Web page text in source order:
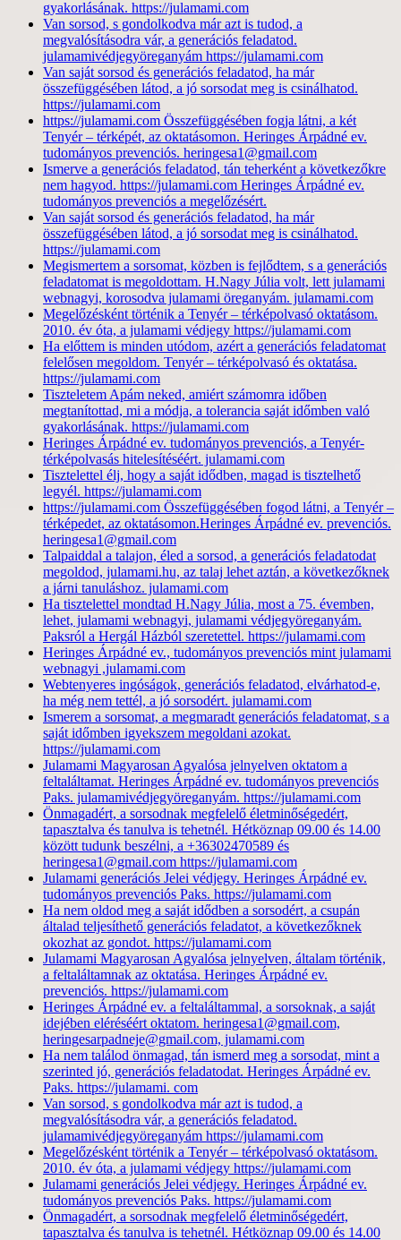
gyakorlásának. https://julamami.com
Van sorsod, s gondolkodva már azt is tudod, a
megvalósításodra vár, a generációs feladatod.
julamamivédjegyöreganyám https://julamami.com
Van saját sorsod és generációs feladatod, ha már
összefüggésében látod, a jó sorsodat meg is csinálhatod.
https://julamami.com
https://julamami.com Összefüggésében fogja látni, a két
Tenyér – térképét, az oktatásomon. Heringes Árpádné ev.
tudományos prevenciós. heringesa1@gmail.com
Ismerve a generációs feladatod, tán teherként a következőkre
nem hagyod. https://julamami.com Heringes Árpádné ev.
tudományos prevenciós a megelőzésért.
Van saját sorsod és generációs feladatod, ha már
összefüggésében látod, a jó sorsodat meg is csinálhatod.
https://julamami.com
Megismertem a sorsomat, közben is fejlődtem, s a generációs
feladatomat is megoldottam. H.Nagy Júlia volt, lett julamami
webnagyi, korosodva julamami öreganyám. julamami.com
Megelőzésként történik a Tenyér – térképolvasó oktatásom.
2010. év óta, a julamami védjegy https://julamami.com
Ha előttem is minden utódom, azért a generációs feladatomat
felelősen megoldom. Tenyér – térképolvasó és oktatása.
https://julamami.com
Tiszteletem Apám neked, amiért számomra időben
megtanítottad, mi a módja, a tolerancia saját időmben való
gyakorlásának. https://julamami.com
Heringes Árpádné ev. tudományos prevenciós, a Tenyér-
térképolvasás hitelesítéséért. julamami.com
Tisztelettel élj, hogy a saját idődben, magad is tisztelhető
legyél. https://julamami.com
https://julamami.com Összefüggésében fogod látni, a Tenyér –
térképedet, az oktatásomon.Heringes Árpádné ev. prevenciós.
heringesa1@gmail.com
Talpaiddal a talajon, éled a sorsod, a generációs feladatodat
megoldod, julamami.hu, az talaj lehet aztán, a következőknek
a járni tanuláshoz. julamami.com
Ha tisztelettel mondtad H.Nagy Júlia, most a 75. évemben,
lehet, julamami webnagyi, julamami védjegyöreganyám.
Paksról a Hergál Házból szeretettel. https://julamami.com
Heringes Árpádné ev., tudományos prevenciós mint julamami
webnagyi ,julamami.com
Webtenyeres ingóságok, generációs feladatod, elvárhatod-e,
ha még nem tettél, a jó sorsodért. julamami.com
Ismerem a sorsomat, a megmaradt generációs feladatomat, s a
saját időmben igyekszem megoldani azokat.
https://julamami.com
Julamami Magyarosan Agyalósa jelnyelven oktatom a
feltaláltamat. Heringes Árpádné ev. tudományos prevenciós
Paks. julamamivédjegyöreganyám. https://julamami.com
Önmagadért, a sorsodnak megfelelő életminőségedért,
tapasztalva és tanulva is tehetnél. Hétköznap 09.00 és 14.00
között tudunk beszélni, a +36302470589 és
heringesa1@gmail.com https://julamami.com
Julamami generációs Jelei védjegy. Heringes Árpádné ev.
tudományos prevenciós Paks. https://julamami.com
Ha nem oldod meg a saját idődben a sorsodért, a csupán
általad teljesíthető generációs feladatot, a következőknek
okozhat az gondot. https://julamami.com
Julamami Magyarosan Agyalósa jelnyelven, általam történik,
a feltaláltamnak az oktatása. Heringes Árpádné ev.
prevenciós. https://julamami.com
Heringes Árpádné ev. a feltaláltammal, a sorsoknak, a saját
idejében eléréséért oktatom. heringesa1@gmail.com,
heringesarpadneje@gmail.com, julamami.com
Ha nem találod önmagad, tán ismerd meg a sorsodat, mint a
szerinted jó, generációs feladatodat. Heringes Árpádné ev.
Paks. https://julamami. com
Van sorsod, s gondolkodva már azt is tudod, a
megvalósításodra vár, a generációs feladatod.
julamamivédjegyöreganyám https://julamami.com
Megelőzésként történik a Tenyér – térképolvasó oktatásom.
2010. év óta, a julamami védjegy https://julamami.com
Julamami generációs Jelei védjegy. Heringes Árpádné ev.
tudományos prevenciós Paks. https://julamami.com
Önmagadért, a sorsodnak megfelelő életminőségedért,
tapasztalva és tanulva is tehetnél. Hétköznap 09.00 és 14.00